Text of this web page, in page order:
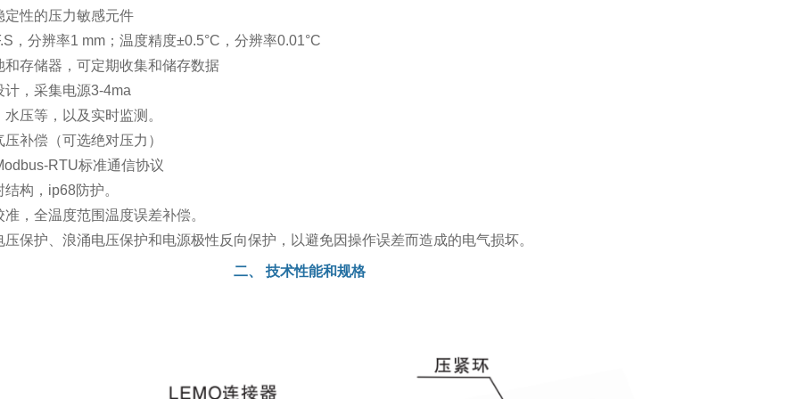
定性的压力敏感元件
，分辨率1 mm；温度精度±0.5°C，分辨率0.01°C
存储器，可定期收集和储存数据
，采集电源3-4ma
压等，以及实时监测。
补偿（可选绝对压力）
RTU标准通信协议
构，ip68防护。
，全温度范围温度误差补偿。
保护、浪涌电压保护和电源极性反向保护，以避免因操作误差而造成的电气损坏。
二、 技术性能和规格